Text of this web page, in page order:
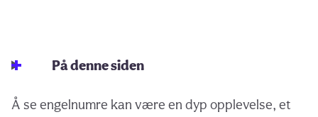
På denne siden
Å se engelnumre kan være en dyp opplevelse, et